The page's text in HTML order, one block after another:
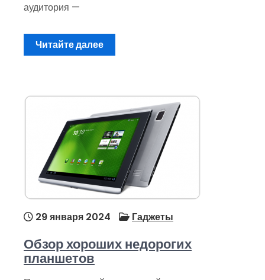
аудитория —
Читайте далее
29 января 2024 Гаджеты
Обзор хороших недорогих
планшетов